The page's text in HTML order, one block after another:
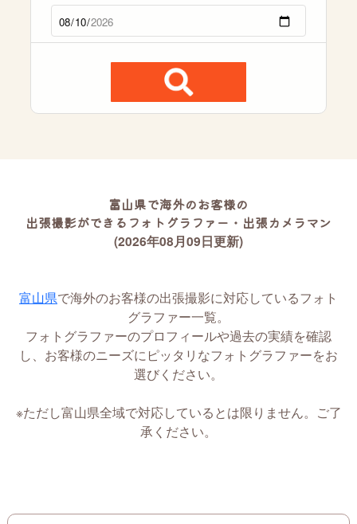
富山県で海外のお客様の
出張撮影ができるフォトグラファー・出張カメラマン
(2026年08月09日更新)
富山県で海外のお客様の出張撮影に対応しているフォト
グラファー一覧。
フォトグラファーのプロフィールや過去の実績を確認
し、お客様のニーズにピッタリなフォトグラファーをお
選びください。
※ただし富山県全域で対応しているとは限りません。ご了
承ください。